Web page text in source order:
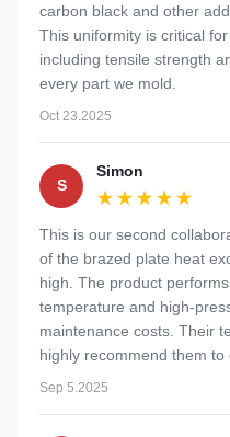
carbon black and other
This uniformity is critical
including tensile strength
every part we mold.
Oct 23.2025
S
Simon
★★★★★
★★★★★
This is our second
of the brazed plate heat
high. The product
temperature and high-
maintenance costs. Their
highly recommend them to
Sep 5.2025